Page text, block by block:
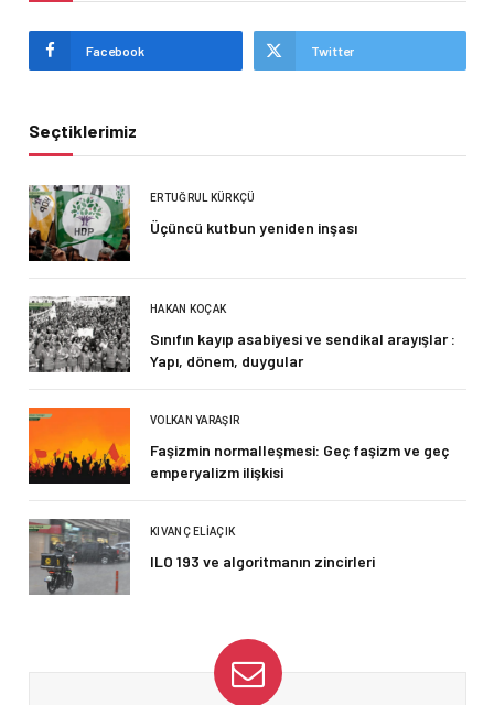
Facebook Twitter
Seçtiklerimiz
ERTUĞRUL KÜRKÇÜ
Üçüncü kutbun yeniden inşası
HAKAN KOÇAK
Sınıfın kayıp asabiyesi ve sendikal arayışlar :
Yapı, dönem, duygular
VOLKAN YARAŞIR
Faşizmin normalleşmesi: Geç faşizm ve geç
emperyalizm ilişkisi
KIVANÇ ELIAÇIK
ILO 193 ve algoritmanın zincirleri